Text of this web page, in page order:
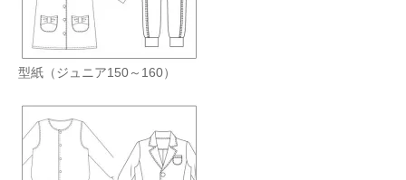
型紙（ジュニア150～160）